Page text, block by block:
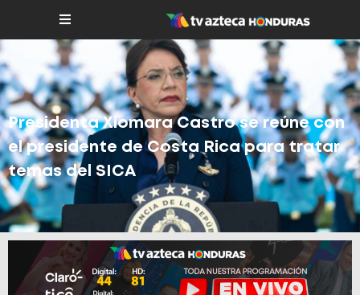
Presidenta Xiomara Castro se reúne con
el presidente de Costa Rica para tratar
temas del SICA